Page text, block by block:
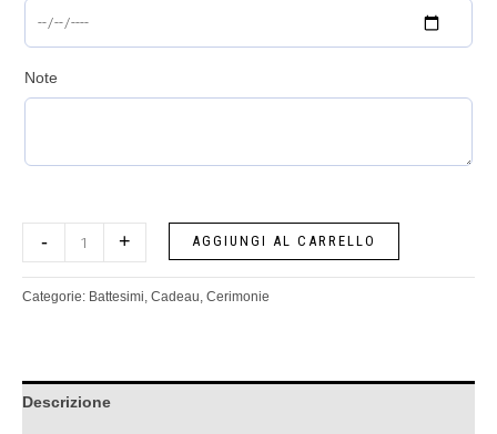
Note
- + AGGIUNGI AL CARRELLO
Categorie: Battesimi, Cadeau, Cerimonie
Descrizione